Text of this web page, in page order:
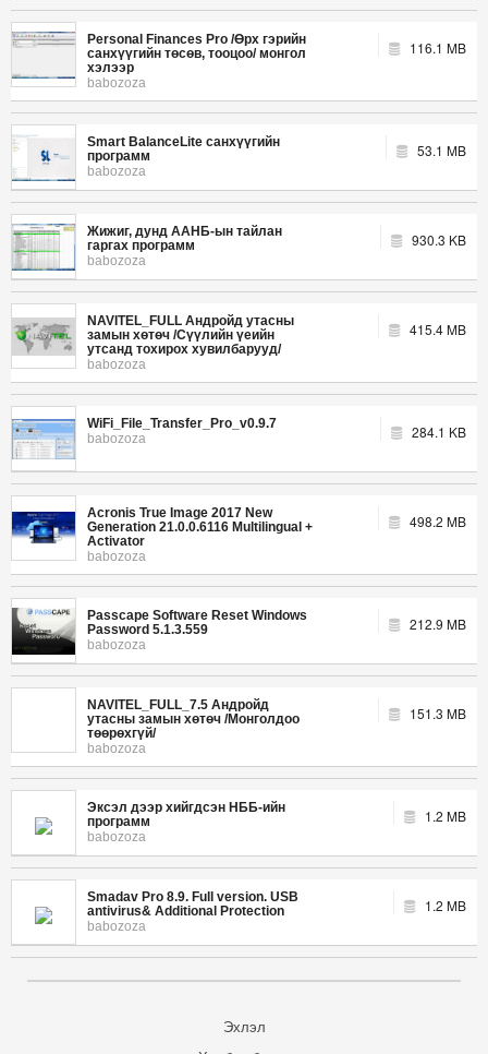
Personal Finances Pro /Өрх гэрийн
санхүүгийн төсөв, тооцоо/ монгол
хэлээр
babozoza
116.1 MB
Smart BalanceLite санхүүгийн
программ
babozoza
53.1 MB
Жижиг, дунд ААНБ-ын тайлан
гаргах программ
babozoza
930.3 KB
NAVITEL_FULL Андройд утасны
замын хөтөч /Сүүлийн үеийн
утсанд тохирох хувилбарууд/
babozoza
415.4 MB
WiFi_File_Transfer_Pro_v0.9.7
babozoza
284.1 KB
Acronis True Image 2017 New
Generation 21.0.0.6116 Multilingual +
Activator
babozoza
498.2 MB
Passcape Software Reset Windows
Password 5.1.3.559
babozoza
212.9 MB
NAVITEL_FULL_7.5 Андройд
утасны замын хөтөч /Монголдоо
төөрөхгүй/
babozoza
151.3 MB
Эксэл дээр хийгдсэн НББ-ийн
программ
babozoza
1.2 MB
Smadav Pro 8.9. Full version. USB
antivirus& Additional Protection
babozoza
1.2 MB
Эхлэл